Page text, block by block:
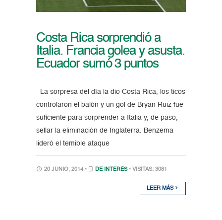
Costa Rica sorprendió a
Italia. Francia golea y asusta.
Ecuador sumó 3 puntos
La sorpresa del día la dio Costa Rica, los ticos
controlaron el balón y un gol de Bryan Ruiz fue
suficiente para sorprender a Italia y, de paso,
sellar la eliminación de Inglaterra. Benzema
lideró el temible ataque
20 JUNIO, 2014 • DE INTERÉS • VISITAS: 3081
LEER MÁS